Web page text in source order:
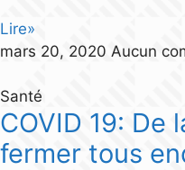
Lire»
mars 20, 2020 Aucun
Santé
COVID 19: De
fermer tous